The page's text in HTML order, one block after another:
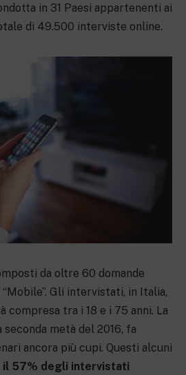
in 31 Paesi appartenenti ai
di 49.500 interviste online.
da oltre 60 domande
Gli intervistati, in Italia,
compresa tra i 18 e i 75 anni. La
metà del 2016, fa
ancora più cupi. Questi alcuni
il 57% degli intervistati